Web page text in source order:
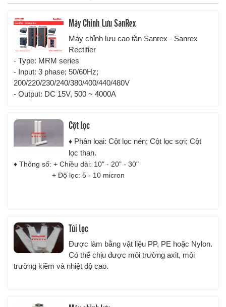
Máy Chỉnh Lưu SanRex
Máy chỉnh lưu cao tần Sanrex - Sanrex
Rectifier
- Type: MRM series
- Input: 3 phase; 50/60Hz;
200/220/230/240/380/400/440/480V
- Output: DC 15V, 500 ~ 4000A
Cột lọc
♦ Phân loại: Cột lọc nén; Cột lọc sợi; Cột
lọc than.
♦ Thông số: + Chiều dài: 10" - 20" - 30"
+ Độ lọc: 5 - 10 micron
Túi lọc
Được làm bằng vật liệu PP, PE hoặc Nylon.
Có thể chịu được môi trường axit, môi
trường kiềm và nhiệt độ cao.